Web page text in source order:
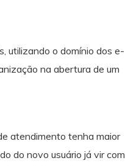
utilizando o domínio dos e-
na abertura de um
atendimento tenha maior
do novo usuário já vir com